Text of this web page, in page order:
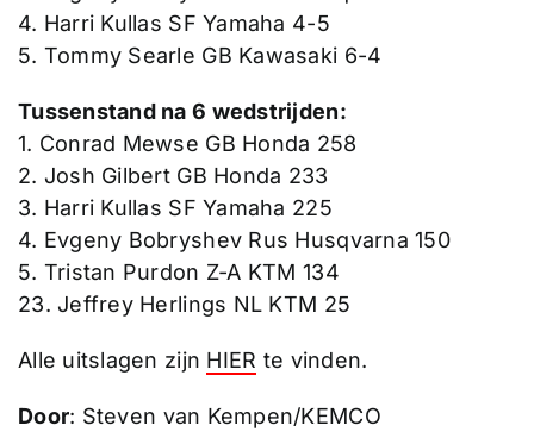
4. Harri Kullas SF Yamaha 4-5
5. Tommy Searle GB Kawasaki 6-4
Tussenstand na 6 wedstrijden:
1. Conrad Mewse GB Honda 258
2. Josh Gilbert GB Honda 233
3. Harri Kullas SF Yamaha 225
4. Evgeny Bobryshev Rus Husqvarna 150
5. Tristan Purdon Z-A KTM 134
23. Jeffrey Herlings NL KTM 25
Alle uitslagen zijn HIER te vinden.
Door: Steven van Kempen/KEMCO